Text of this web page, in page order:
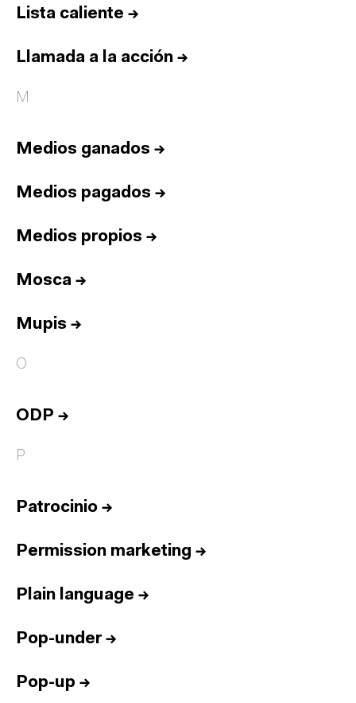
Lista caliente →
Llamada a la acción →
M
Medios ganados →
Medios pagados →
Medios propios →
Mosca →
Mupis →
O
ODP →
P
Patrocinio →
Permission marketing →
Plain language →
Pop-under→
Pop-up →